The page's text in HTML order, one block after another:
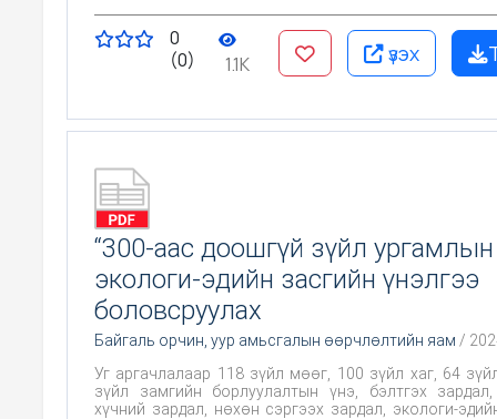
0
(0)
1.1K үзэх
“300-аас доошгүй зүйл ургамлын
экологи-эдийн засгийн үнэлгээ
боловсруулах
Байгаль орчин, уур амьсгалын өөрчлөлтийн яам /
Уг аргачлалаар 118 зүйл мөөг, 100 зүйл хаг, 64
зүйл замгийн борлуулалтын үнэ, бэлтгэх
хүчний зардал, нөхөн сэргээх зардал, экологи-